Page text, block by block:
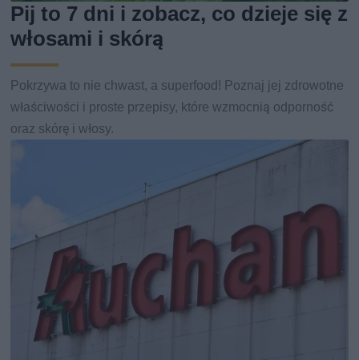
Pij to 7 dni i zobacz, co dzieje się z
włosami i skórą
Pokrzywa to nie chwast, a superfood! Poznaj jej zdrowotne
właściwości i proste przepisy, które wzmocnią odporność
oraz skórę i włosy.